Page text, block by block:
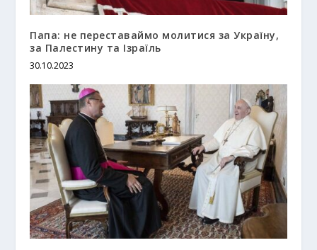
Папа: не переставаймо молитися за Україну,
за Палестину та Ізраїль
30.10.2023